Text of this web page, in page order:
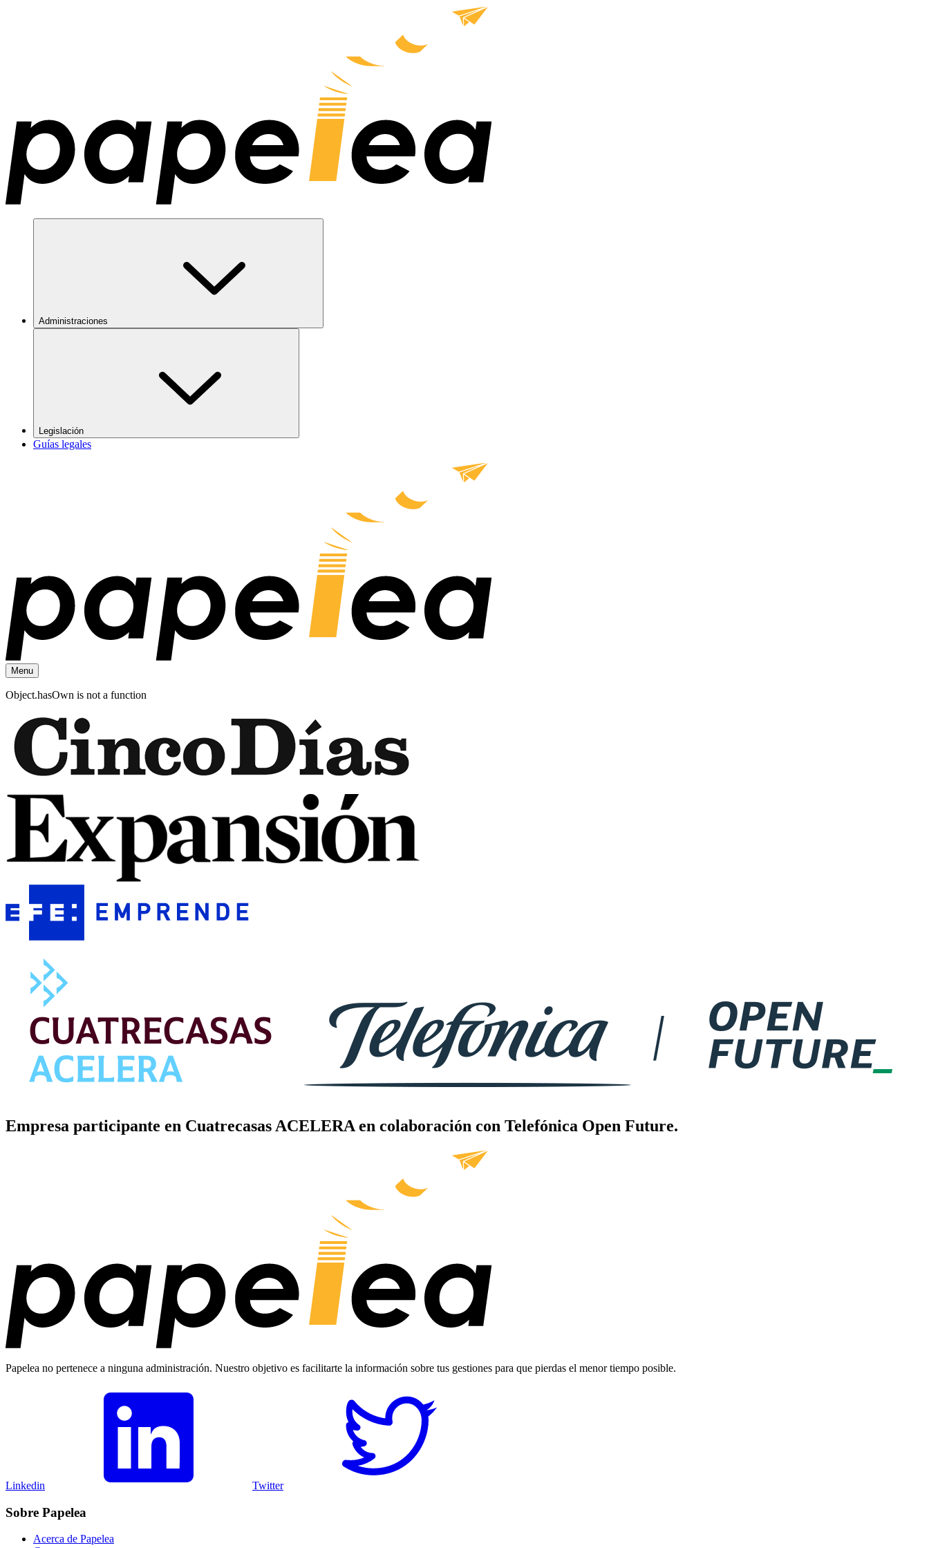
Administraciones
Legislación
Guías legales
Menu
Object.hasOwn is not a function
Empresa participante en Cuatrecasas ACELERA en colaboración con Telefónica Open Future.
Papelea no pertenece a ninguna administración. Nuestro objetivo es facilitarte la información sobre tus gestiones para que pierdas el menor tiempo posible.
Linkedin Twitter
Sobre Papelea
Acerca de Papelea